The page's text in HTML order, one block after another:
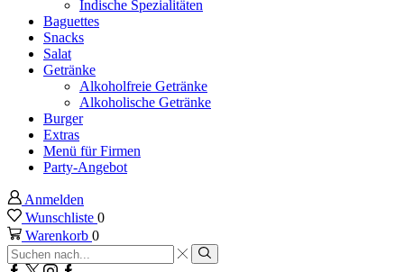
Indische Spezialitäten
Baguettes
Snacks
Salat
Getränke
Alkoholfreie Getränke
Alkoholische Getränke
Burger
Extras
Menü für Firmen
Party-Angebot
Anmelden
Wunschliste 0
Warenkorb 0
Sucheingabe
Suche